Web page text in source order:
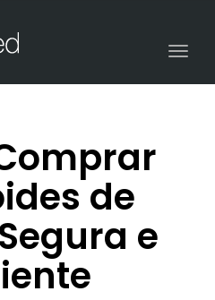
de
e